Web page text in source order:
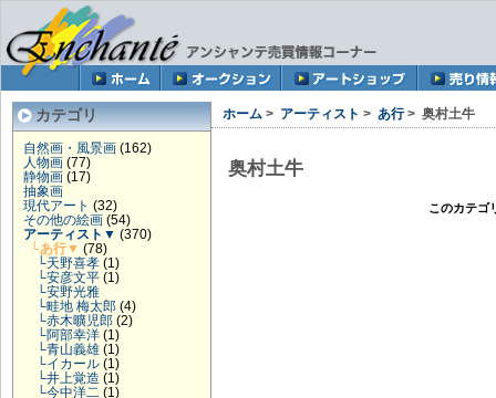
カテゴリ
自然画・風景画(162)
人物画(77)
静物画(17)
抽象画
現代アート (32)
その他の絵画(54)
アーティスト ▼ (370)
└あ行▼ (78)
└天野喜孝(1)
└安彦文平(1)
└安野光雅
└畦地 梅太郎(4)
└赤木曠児郎(2)
└阿部幸洋(1)
└青山義雄(1)
└イカール(1)
└井上覚造 (1)
└今中洋二(1)
ホーム > アーティスト > あ行> 奥村土牛
奥村土牛
このカテゴ